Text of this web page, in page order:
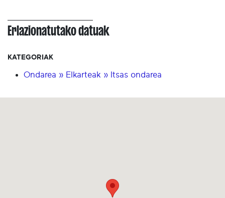
Erlazionatutako datuak
KATEGORIAK
Ondarea » Elkarteak » Itsas ondarea